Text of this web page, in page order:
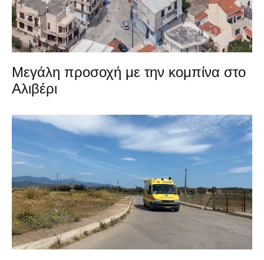
Μεγάλη προσοχή με την κομπίνα στο
Αλιβέρι